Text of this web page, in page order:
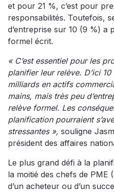
et pour 21 %, c’est pour
responsabilités. Toutefois,
d’entreprise sur 10 (9 %) a
formel écrit.
« C’est essentiel pour les
planifier leur relève. D’ici
milliards en actifs
mains, mais très peu
relève formel. Les
planification pourraient
stressantes », souligne
président des affaires
Le plus grand défi à la
la moitié des chefs de PME
d’un acheteur ou d’un